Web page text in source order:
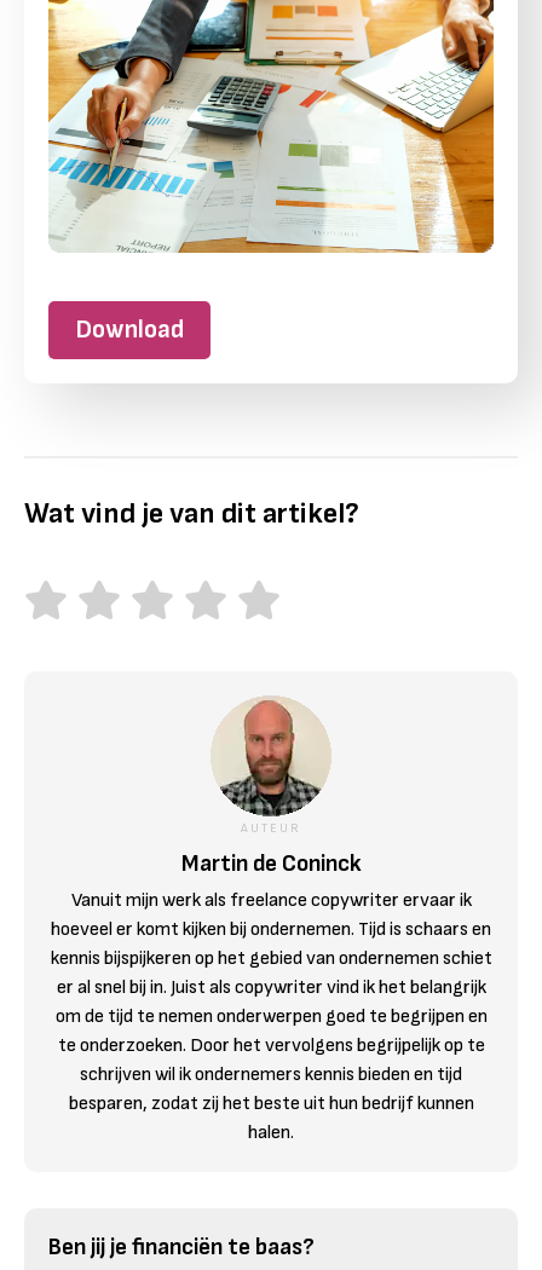
Download
Wat vind je van dit artikel?
AUTEUR
Martin de Coninck
Vanuit mijn werk als freelance copywriter ervaar ik
hoeveel er komt kijken bij ondernemen. Tijd is schaars en
kennis bijspijkeren op het gebied van ondernemen schiet
er al snel bij in. Juist als copywriter vind ik het belangrijk
om de tijd te nemen onderwerpen goed te begrijpen en
te onderzoeken. Door het vervolgens begrijpelijk op te
schrijven wil ik ondernemers kennis bieden en tijd
besparen, zodat zij het beste uit hun bedrijf kunnen
halen.
Ben jij je financiën te baas?